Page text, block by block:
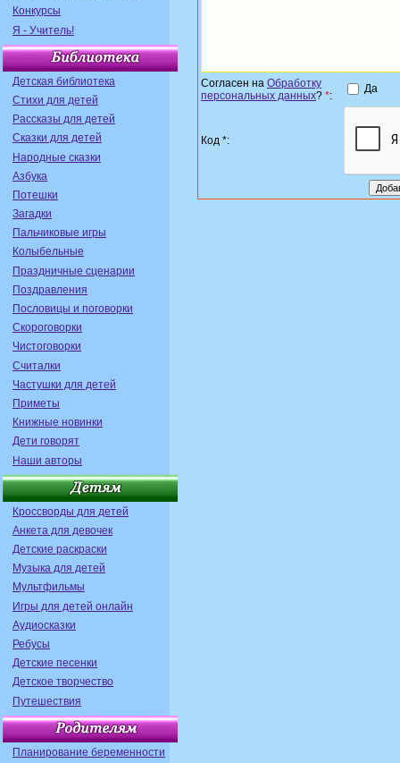
Конкурсы
Я - Учитель!
Детская библиотека
Стихи для детей
Рассказы для детей
Сказки для детей
Народные сказки
Азбука
Потешки
Загадки
Пальчиковые игры
Колыбельные
Праздничные сценарии
Поздравления
Пословицы и поговорки
Скороговорки
Чистоговорки
Считалки
Частушки для детей
Приметы
Книжные новинки
Дети говорят
Наши авторы
Кроссворды для детей
Анкета для девочек
Детские раскраски
Музыка для детей
Мультфильмы
Игры для детей онлайн
Аудиосказки
Ребусы
Детские песенки
Детское творчество
Путешествия
Планирование беременности
Согласен на Обработку
персональных данных? *:
Да
Код *: